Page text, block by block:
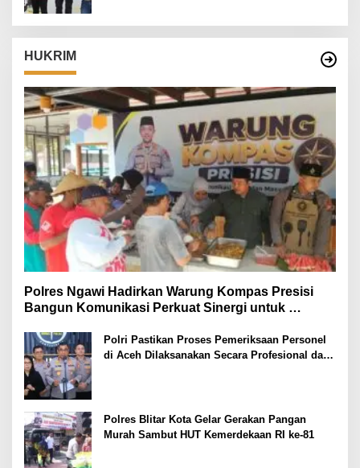
HUKRIM
Polres Ngawi Hadirkan Warung Kompas Presisi
Bangun Komunikasi Perkuat Sinergi untuk
Polri Pastikan Proses Pemeriksaan Personel
di Aceh Dilaksanakan Secara Profesional dan
Polres Blitar Kota Gelar Gerakan Pangan
Murah Sambut HUT Kemerdekaan RI ke-81